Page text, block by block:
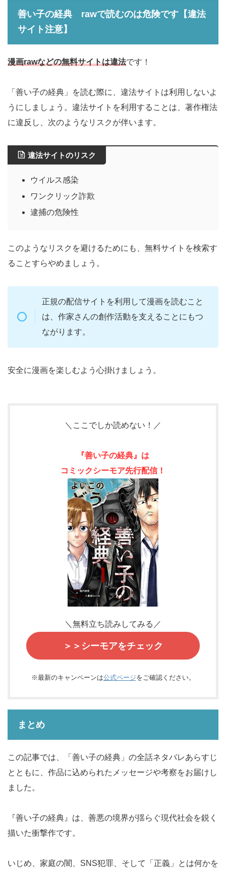
善い子の経典 rawで読むのは危険です【違法
サイト注意】
漫画rawなどの無料サイトは違法です！
「善い子の経典」を読む際に、違法サイトは利用しないよ
うにしましょう。違法サイトを利用することは、著作権法
に違反し、次のようなリスクが伴います。
違法サイトのリスク
ウイルス感染
ワンクリック詐欺
逮捕の危険性
このようなリスクを避けるためにも、無料サイトを検索す
ることすらやめましょう。
正規の配信サイトを利用して漫画を読むこと
は、作家さんの創作活動を支えることにもつ
ながります。
安全に漫画を楽しむよう心掛けましょう。
＼ここでしか読めない！／
『善い子の経典』は
コミックシーモア先行配信！
＼無料立ち読みしてみる／
＞＞シーモアをチェック
※最新のキャンペーンは公式ページをご確認ください。
まとめ
この記事では、「善い子の経典」の全話ネタバレあらすじ
とともに、作品に込められたメッセージや考察をお届けし
ました。
『善い子の経典』は、善悪の境界が揺らぐ現代社会を鋭く
描いた衝撃作です。
いじめ、家庭の闇、SNS犯罪、そして「正義」とは何かを